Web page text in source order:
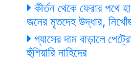
কীর্তন থেকে ফেরার পথে
জনের মৃতদেহ উদ্ধার,
গ্যাসের দাম বাড়ালে
হুঁশিয়ারি নাহিদের